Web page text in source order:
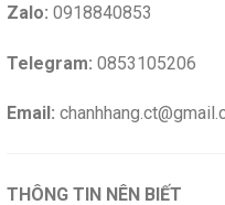
Zalo: 0918840853
Telegram: 0853105206
Email:
THÔNG TIN NÊN BIẾT